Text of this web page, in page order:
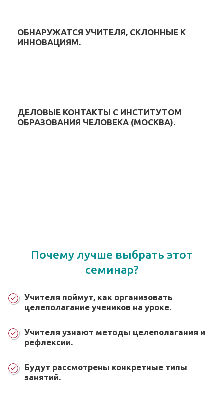
ОБНАРУЖАТСЯ УЧИТЕЛЯ, СКЛОННЫЕ К
ИННОВАЦИЯМ.
ДЕЛОВЫЕ КОНТАКТЫ С ИНСТИТУТОМ
ОБРАЗОВАНИЯ ЧЕЛОВЕКА (МОСКВА).
Почему лучше выбрать этот
семинар?
Учителя поймут, как организовать
целеполагание учеников на уроке.
Учителя узнают методы целеполагания и
рефлексии.
Будут рассмотрены конкретные типы
занятий.